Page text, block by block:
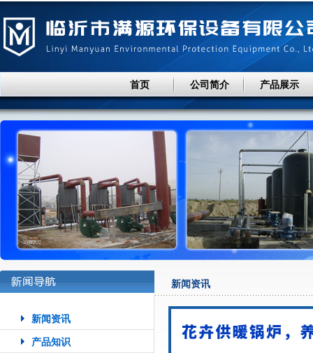
首页 公司简介 产品展示
新闻资讯
产品知识
新闻资讯